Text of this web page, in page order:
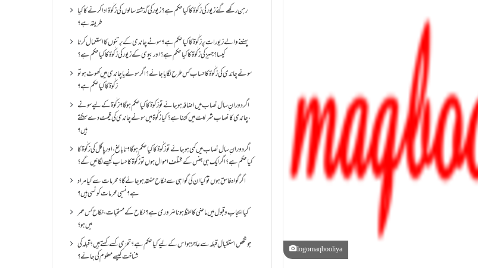
logomaqbooliya
رہن رکھے گئے زیور کی زکٰوۃ کا کیا حکم ہے؟زیور کی گذشتہ سالوں کی زکٰوۃ ادا کرنے کا کیا
طریقہ ہے؟
پہننے والے زیورات پر زکٰوۃ کا کیا حکم ہے؟ سونے چاندی کے برتنوں کا استعمال کرنا
کیسا؟ جہیز کی زکٰوۃ کا کیا حکم ہے؟ اور بیوی کے زیور کی زکٰوۃ کا کیا حکم ہے؟
سونے چاندی کی زکٰوۃ کا حساب کس طرح لگایا جائے؟ اگر سونے یا چاندی میں کھوٹ ہو تو
زکٰوۃ کا کیا حکم ہے؟
اگر دورانِ سال نصاب میں اضافہ ہو جائے تو زکوۃ کا کیا حکم ہو گا؟ زکٰوۃ کے لیے سونے
،چاندی کا نصاب شریعت میں کتنا ہے؟ کیا زکٰوۃ میں سونے چاندی کی قیمت دے سکتے
ہیں؟
اگر دورانِ سال نصاب میں کمی ہو جائے تو زکٰوۃ کا کیا حکم ہو گا؟ نا بالغ ، اور پاگل کی زکٰوۃ کا
کیا حکم ہے؟ اگر ایک ہی جنس کے مختلف اموال ہوں تو زکٰوۃ کا حساب کیسے لگائیں گے؟
اگر گواہ فاسق ہوں تو کیا ان کی گواہی سے نکاح منعقد ہو جائے گا؟ محرمات سے کیا مراد
ہے؟ نسبی محرمات کونسی ہیں؟
کیا ایجاب و قبول میں ماضی کا لفظ ہونا ضروری ہے؟ نکاح کے مستحبات، نکاح کس عمر
میں ہو؟
جو شخص استقبال قبلہ سے عاجز ہو اس کے لیے کیا حکم ہے؟ تحرّی کسے کہتے ہیں؟ قبلہ کی
شناخت کیسے معلوم کی جائے؟